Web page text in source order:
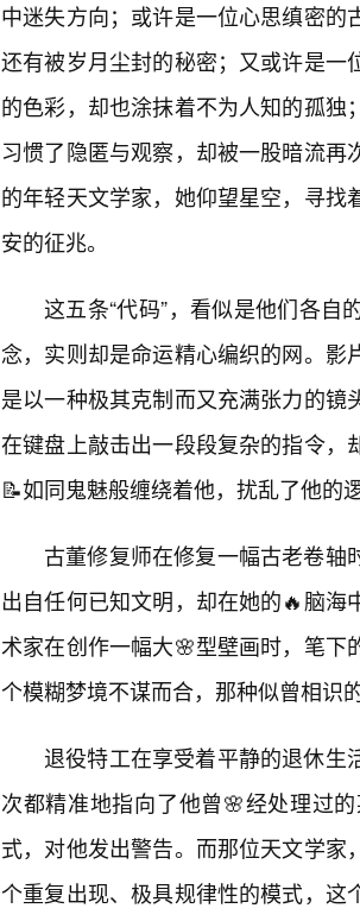
中迷失方向；或许是一位心思缜密的
还有被岁月尘封的秘密；又或许是一
的色彩，却也涂抹着不为人知的孤
习惯了隐匿与观察，却被一股暗流
的年轻天文学家，她仰望星空，寻
安的征兆。
这五条“代码”，看似是他们各
念，实则却是命运精心编织的网。
是以一种极其克制而又充满张力的
在键盘上敲击出一段段复杂的指令，
📝如同鬼魅般缠绕着他，扰乱了他的
古董修复师在修复一幅古老卷轴
出自任何已知文明，却在她的🔥脑
术家在创作一幅大🌸型壁画时，笔
个模糊梦境不谋而合，那种似曾相识
退役特工在享受着平静的退休生
次都精准地指向了他曾🌸经处理过
式，对他发出警告。而那位天文学
个重复出现、极具规律性的模式，